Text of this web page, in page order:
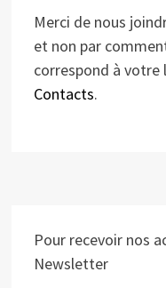
Merci de nous
et non par
correspond à votre
Contacts.
Pour recevoir nos
Newsletter